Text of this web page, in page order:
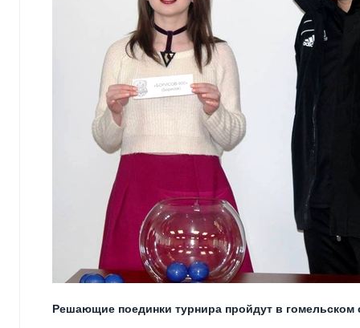
Решающие поединки турнира пройдут в гомельском